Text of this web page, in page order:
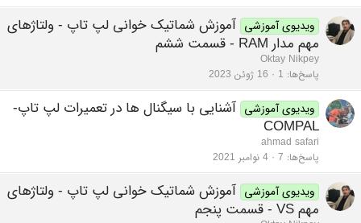
ویدیوی آموزشی آموزش شماتیک خوانی لپ تاپ - ولتاژهای
مهم مدار RAM - قسمت ششم
Oktay Nikpey
پاسخ‌ها 1 16 ژوئن 2023
ویدیوی آموزشی آشنایی با سیگنال ها در تعمیرات لپ تاپ-
COMPAL
ahmad safari
پاسخ‌ها 7 4 نوامبر 2021
ویدیوی آموزشی آموزش شماتیک خوانی لپ تاپ - ولتاژهای
مهم VS - قسمت پنجم